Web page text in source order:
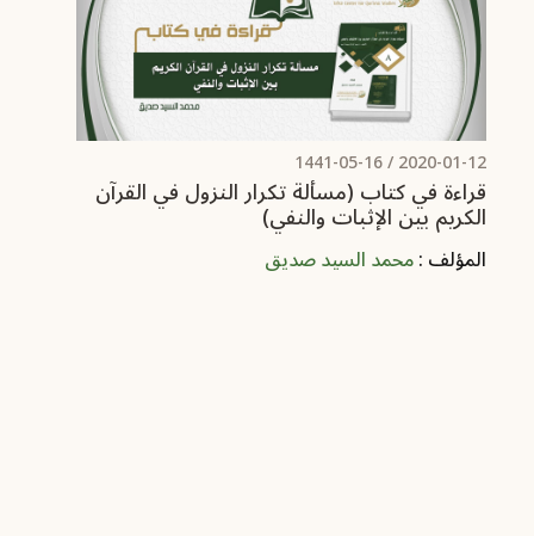
2020-01-12
/ 1441-05-16
قراءة في كتاب (مسألة تكرار النزول في القرآن
الكريم بين الإثبات والنفي)
المؤلف :محمد السيد صديق